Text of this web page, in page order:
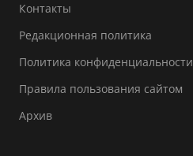
Контакты
Редакционная политика
Политика конфиденциальности
Правила пользования сайтом
Архив